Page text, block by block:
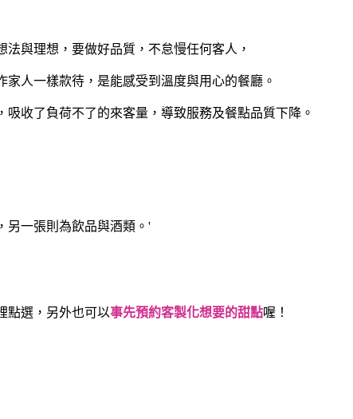
法與理想，要做好品質，不怠慢任何客人，
家人一樣款待，是能感受到溫度與用心的餐廳。
吸收了負荷不了的來客量，導致服務及餐點品質下降。
另一張則為飲品與酒類。'
點選，另外也可以事先預約客製化想要的甜點喔！